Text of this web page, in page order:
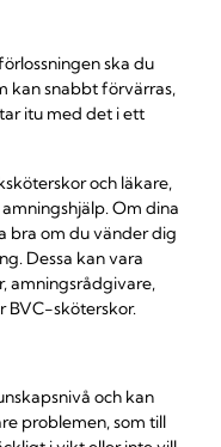
ska du
kan snabbt förvärras,
itu med det i ett
och läkare,
Om dina
bra om du vänder dig
Dessa kan vara
amningsrådgivare,
BVC-sköterskor.
och kan
problemen, som till